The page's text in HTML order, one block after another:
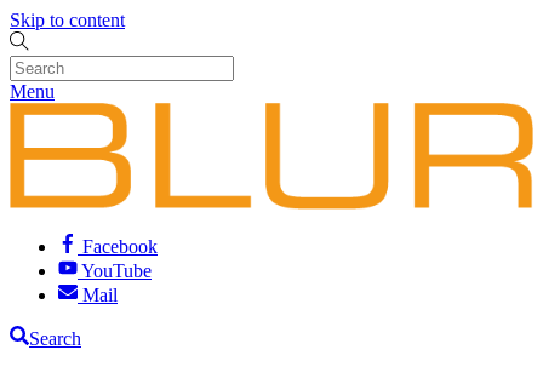
Skip to content
Menu
Facebook
YouTube
Mail
Search